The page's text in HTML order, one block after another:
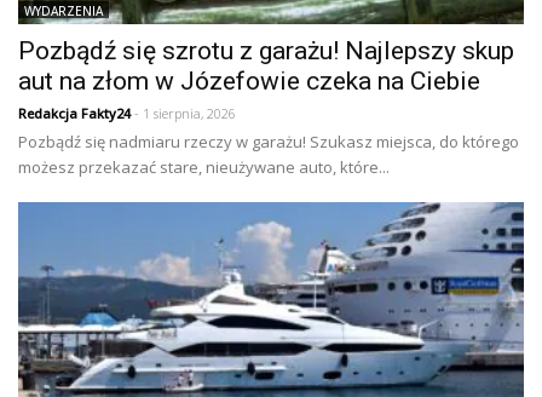
WYDARZENIA
Pozbądź się szrotu z garażu! Najlepszy skup
aut na złom w Józefowie czeka na Ciebie
Redakcja Fakty24- 1 sierpnia, 2026
Pozbądź się nadmiaru rzeczy w garażu! Szukasz miejsca, do którego
możesz przekazać stare, nieużywane auto, które...